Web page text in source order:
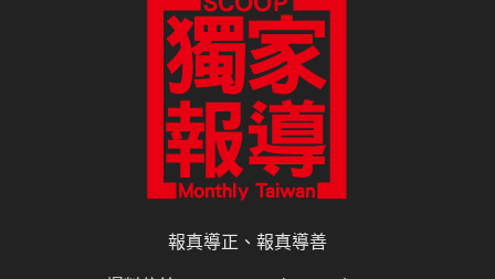
報真導正、報真導善